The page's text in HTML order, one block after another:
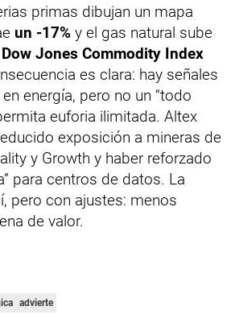
primas dibujan un mapa
un -17% y el gas natural sube
Dow Jones Commodity Index
es clara: hay señales
energía, pero no un “todo
euforia ilimitada. Altex
exposición a mineras de
y Growth y haber reforzado
para centros de datos. La
pero con ajustes: menos
de valor.
advierte